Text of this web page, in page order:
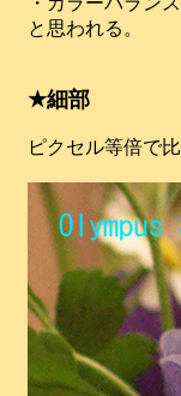
と思われる。
★細部
ピクセル等倍で